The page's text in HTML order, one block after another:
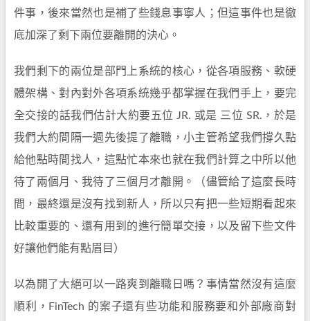
件事，後來當然也是補了些錢息事寧人；但這事件也是徹
底加深了剩下兩位要離開的決心。
我們剩下的兩位是部門上系統的核心，從各項服務、軟硬
體架構、對內對外各項系統幾乎都掌握在我們手上，要完
全交接的話我們估計大約要五位 JR. 或是 三位 SR.，於是
我們大約間隔一週先後提了離職，小主管希望我們撐久點
給他點時間找人，這點忙本來也就在我們計算之中所以他
待了兩個月、我待了三個月才離開。（儘管給了這麼長時
間，最終還是沒有找到新人，所以只有把一些短期看起來
比較重要的、還有用到的進行簡單交接，以及留下些文件
好讓他們能有點眉目）
以為開了大絕可以一路爽到離職日嗎？事情當然沒有這麼
順利，FinTech 的案子還有些功能和服務要和外部廠商對